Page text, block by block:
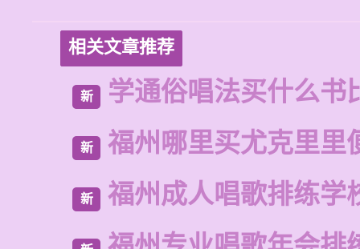
相关文章推荐
新 学通俗唱法买什么书
新 福州哪里买尤克里里
新 福州成人唱歌排练学